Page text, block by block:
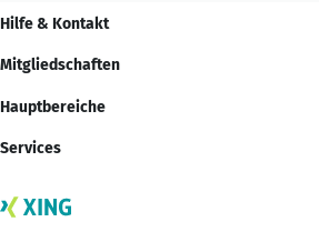
Hilfe & Kontakt
Mitgliedschaften
Hauptbereiche
Services